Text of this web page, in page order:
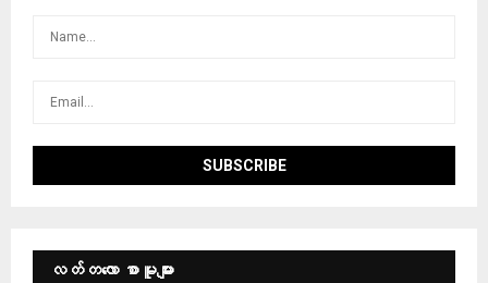
လတ်တ‌လော စာမူများ